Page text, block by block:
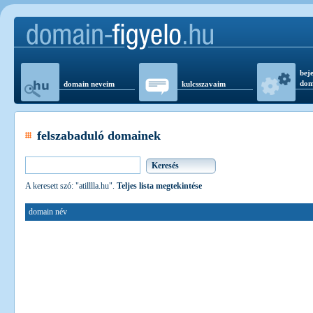
domain neveim kulcsszavaim
felszabaduló domainek
A keresett szó: "atilllla.hu". Teljes lista megtekintése
domain név